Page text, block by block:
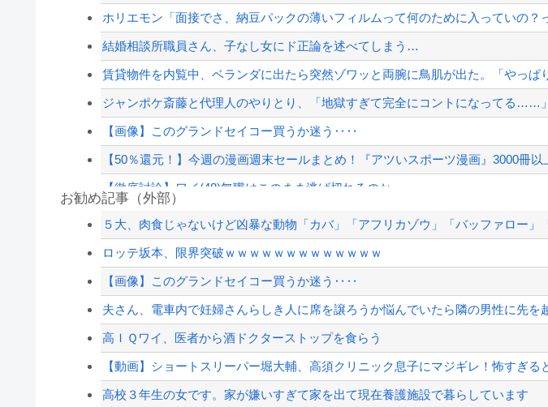
ホリエモン「面接でさ、納豆パックの薄いフィルムって何のために入っていの？
結婚相談所職員さん、子なし女にド正論を述べてしまう…
賃貸物件を内覧中、ベランダに出たら突然ゾワッと両腕に鳥肌が出た。「やっぱ
ジャンポケ斎藤と代理人のやりとり、「地獄すぎて完全にコントになってる……
【画像】このグランドセイコー買うか迷う‥‥
【50％還元！】今週の漫画週末セールまとめ！『アツいスポーツ漫画』3000冊以
【徹底討論】ワイ(48)無職はこのまま逃げ切れるのか
【悲報】大物ミュージシャンSUGIZOさん、『爆弾発言』キタァアアアアアーーー
秋田県職員さん、会見をバスローブ＆喫煙スタイルで対応してしまい大炎上ｗ
【韓国サッカー協会】外国人審判約10人に性的接待か 計1496回、約2億ウォン（
滝沢秀明社長、熊本入り示唆「男手が必要。時間を見つけて行きたい」
【配信者】「金バエ」のSNS更新が1週間途絶え、様々な憶測が飛び交う。1週間
【緊急速報】NYで警官が黒人男性の首を絞め、暴動第二波不可避へ
お勧め記事（外部）
５大、肉食じゃないけど凶暴な動物「カバ」「アフリカゾウ」「バッファロー」
ロッテ坂本、限界突破ｗｗｗｗｗｗｗｗｗｗｗｗｗ
【画像】このグランドセイコー買うか迷う‥‥
夫さん、電車内で妊婦さんらしき人に席を譲ろうか悩んでいたら隣の男性に先を
高ＩＱワイ、医者から酒ドクターストップを食らう
【動画】ショートスリーパー堀大輔、高須クリニック息子にマジギレ！怖すぎる
高校３年生の女です。家が嫌いすぎて家を出て現在養護施設で暮らしています